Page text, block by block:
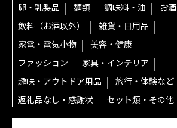
卵・乳製品
麺類 調味料・油
お酒
飲料（お酒以外）
雑貨・日用品
家電・電気小物
美容・健康
ファッション
家具・インテリア
趣味・アウトドア用品
旅行・体験など
返礼品なし・感謝状
セット類・その他